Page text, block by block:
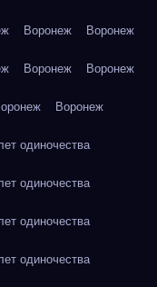
Воронеж Воронеж
Воронеж Воронеж
Воронеж
одиночества
одиночества
одиночества
одиночества